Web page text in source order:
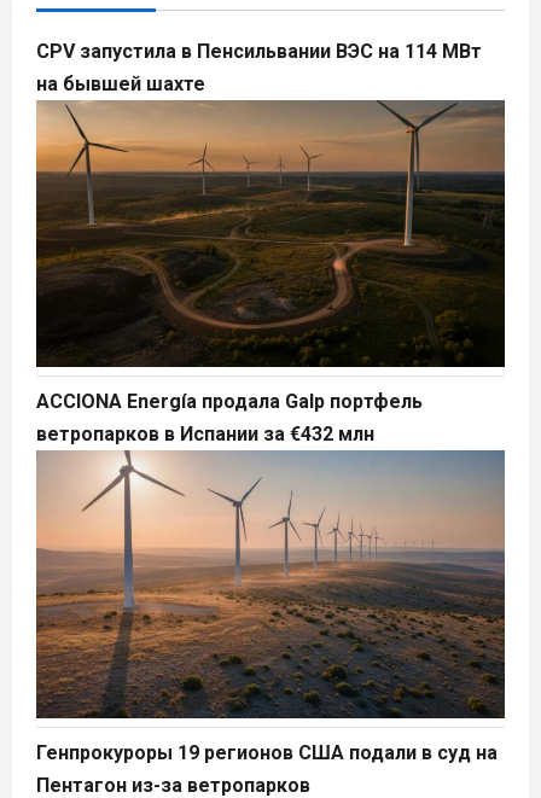
CPV запустила в Пенсильвании ВЭС на 114 МВт
на бывшей шахте
ACCIONA Energía продала Galp портфель
ветропарков в Испании за €432 млн
Генпрокуроры 19 регионов США подали в суд на
Пентагон из-за ветропарков